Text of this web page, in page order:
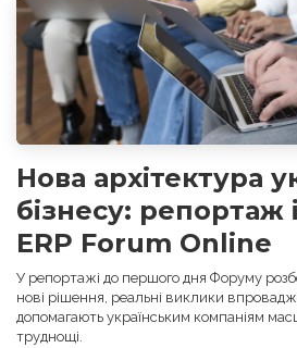
Нова архітектура
бізнесу: репортаж
ERP Forum Online
У репортажі до першого дня Форуму
нові рішення, реальні виклики
допомагають українським компаніям
труднощі.